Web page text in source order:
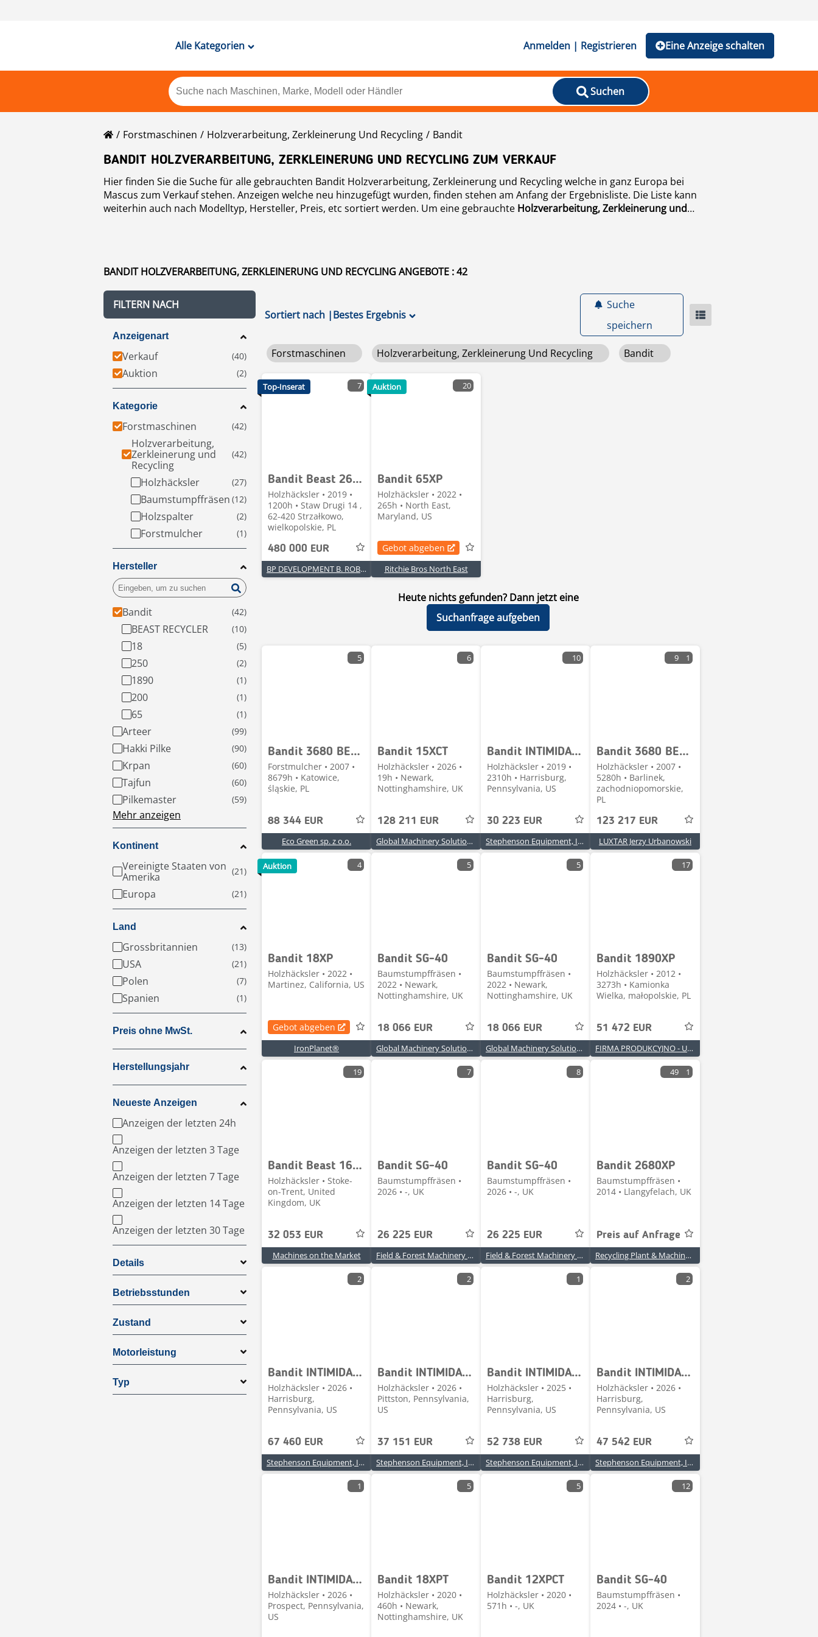
Alle Kategorien Anmelden | Registrieren Eine Anzeige schalten
Suchen
Forstmaschinen Holzverarbeitung, Zerkleinerung Und Recycling
Bandit
BANDIT HOLZVERARBEITUNG, ZERKLEINERUNG UND RECYCLING ZUM VERKAUF
Hier finden Sie die Suche für alle gebrauchten Bandit Holzverarbeitung, Zerkleinerung und Recycling welche in ganz Europa bei
Mascus zum Verkauf stehen. Anzeigen welche neu hinzugefügt wurden, finden stehen am Anfang der Ergebnisliste. Die Liste kann
weiterhin auch nach Modelltyp, Hersteller, Preis, etc sortiert werden. Um eine gebrauchte Holzverarbeitung, Zerkleinerung und
BANDIT HOLZVERARBEITUNG, ZERKLEINERUNG UND RECYCLING ANGEBOTE : 42
FILTERN NACH
Anzeigenart
Verkauf
Auktion
Kategorie
Forstmaschinen
Holzverarbeitung,
Zerkleinerung und
Recycling
Holzhäcksler
Baumstumpffräsen
Holzspalter
Forstmulcher
Hersteller
Bandit
BEAST RECYCLER
18
250
1890
200
65
Arteer
Hakki Pilke
Krpan
Tajfun
Pilkemaster
Mehr anzeigen
Kontinent
Vereinigte Staaten von
Amerika
Europa
Land
Grossbritannien
USA
Polen
Spanien
Preis ohne MwSt.
Herstellungsjahr
Neueste Anzeigen
Anzeigen der letzten 24h
Anzeigen der letzten 3 Tage
Anzeigen der letzten 7 Tage
Anzeigen der letzten 14 Tage
Anzeigen der letzten 30 Tage
Details
Betriebsstunden
Zustand
Motorleistung
Typ
Sortiert nach |Bestes Ergebnis
Suche
speichern
Forstmaschinen Holzverarbeitung, Zerkleinerung Und Recycling Bandit
7
Bandit Beast 2680 XP Track
Holzhäcksler • 2019 •
1200h • Staw Drugi 14 ,
62-420 Strzałkowo,
wielkopolskie, PL
480 000 EUR
BP DEVELOPMENT B. ROBAK,P. ROBAK S.K.A.
Top-Inserat 20
Bandit 65XP
Holzhäcksler • 2022 •
265h • North East,
Maryland, US
Gebot abgeben
Ritchie Bros North East
Auktion
Heute nichts gefunden? Dann jetzt eine
Suchanfrage aufgeben
5
Bandit 3680 BEAST RECYCLER
Forstmulcher • 2007 •
8679h • Katowice,
śląskie, PL
88 344 EUR
Eco Green sp. z o.o.
6
Bandit 15XCT
Holzhäcksler • 2026 •
19h • Newark,
Nottinghamshire, UK
128 211 EUR
Global Machinery Solutions Ltd
10
Bandit INTIMIDATOR 12XP
Holzhäcksler • 2019 •
2310h • Harrisburg,
Pennsylvania, US
30 223 EUR
Stephenson Equipment, Inc.
9 1
Bandit 3680 BEAST RECYCLER
Holzhäcksler • 2007 •
5280h • Barlinek,
zachodniopomorskie,
PL
123 217 EUR
LUXTAR Jerzy Urbanowski
4
Bandit 18XP
Holzhäcksler • 2022 •
Martinez, California, US
Gebot abgeben
IronPlanet®
Auktion 5
Bandit SG-40
Baumstumpffräsen •
2022 • Newark,
Nottinghamshire, UK
18 066 EUR
Global Machinery Solutions Ltd
5
Bandit SG-40
Baumstumpffräsen •
2022 • Newark,
Nottinghamshire, UK
18 066 EUR
Global Machinery Solutions Ltd
17
Bandit 1890XP
Holzhäcksler • 2012 •
3273h • Kamionka
Wielka, małopolskie, PL
51 472 EUR
FIRMA PRODUKCYJNO - USŁUGOWA DREWMEX
19
Bandit Beast 1680
Holzhäcksler • Stoke-
on-Trent, United
Kingdom, UK
32 053 EUR
Machines on the Market
7
Bandit SG-40
Baumstumpffräsen •
2026 • -, UK
26 225 EUR
Field & Forest Machinery Ltd
8
Bandit SG-40
Baumstumpffräsen •
2026 • -, UK
26 225 EUR
Field & Forest Machinery Ltd
49 1
Bandit 2680XP
Baumstumpffräsen •
2014 • Llangyfelach, UK
Preis auf Anfrage
Recycling Plant & Machinery
2
Bandit INTIMIDATOR 15XP
Holzhäcksler • 2026 •
Harrisburg,
Pennsylvania, US
67 460 EUR
Stephenson Equipment, Inc.
2
Bandit INTIMIDATOR 12XC
Holzhäcksler • 2026 •
Pittston, Pennsylvania,
US
37 151 EUR
Stephenson Equipment, Inc.
1
Bandit INTIMIDATOR 12XP
Holzhäcksler • 2025 •
Harrisburg,
Pennsylvania, US
52 738 EUR
Stephenson Equipment, Inc.
2
Bandit INTIMIDATOR 12XP
Holzhäcksler • 2026 •
Harrisburg,
Pennsylvania, US
47 542 EUR
Stephenson Equipment, Inc.
1
Bandit INTIMIDATOR 12XC
Holzhäcksler • 2026 •
Prospect, Pennsylvania,
US
5
Bandit 18XPT
Holzhäcksler • 2020 •
460h • Newark,
Nottinghamshire, UK
5
Bandit 12XPCT
Holzhäcksler • 2020 •
571h • -, UK
12
Bandit SG-40
Baumstumpffräsen •
2024 • -, UK